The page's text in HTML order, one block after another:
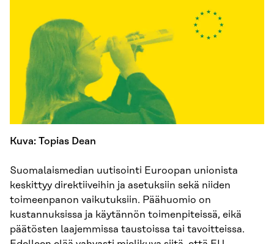
Kuva: Topias Dean
Suomalaismedian uutisointi Euroopan unionista
keskittyy direktiiveihin ja asetuksiin sekä niiden
toimeenpanon vaikutuksiin. Päähuomio on
kustannuksissa ja käytännön toimenpiteissä, eikä
päätösten laajemmissa taustoissa tai tavoitteissa.